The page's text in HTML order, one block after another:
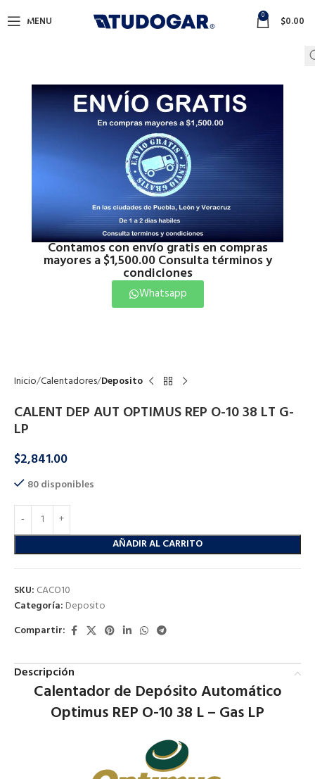
Contamos con envío gratis en compras
mayores a $1,500.00 Consulta términos y
condiciones
Whatsapp
MENU 0 $0.00
Inicio Calentadores Deposito
CALENT DEP AUT OPTIMUS REP O-10 38 LT G-
LP
$2,841.00
80 disponibles
AÑADIR AL CARRITO
SKU: CACO10
Categoría: Deposito
Compartir:
Descripción
Calentador de Depósito Automático
Optimus REP O-10 38 L – Gas LP